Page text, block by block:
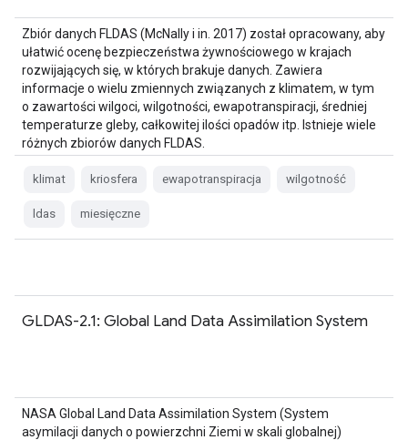
Zbiór danych FLDAS (McNally i in. 2017) został opracowany, aby
ułatwić ocenę bezpieczeństwa żywnościowego w krajach
rozwijających się, w których brakuje danych. Zawiera
informacje o wielu zmiennych związanych z klimatem, w tym
o zawartości wilgoci, wilgotności, ewapotranspiracji, średniej
temperaturze gleby, całkowitej ilości opadów itp. Istnieje wiele
różnych zbiorów danych FLDAS.
klimat kriosfera ewapotranspiracja wilgotność
ldas miesięczne
GLDAS-2.1: Global Land Data Assimilation System
NASA Global Land Data Assimilation System (System
asymilacji danych o powierzchni Ziemi w skali globalnej)